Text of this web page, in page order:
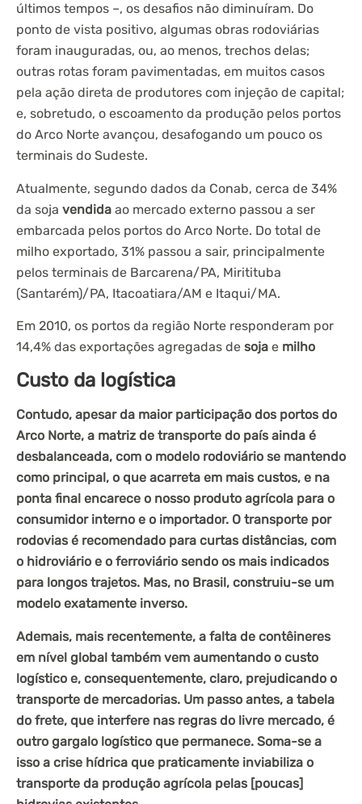
últimos tempos –, os desafios não diminuíram. Do
ponto de vista positivo, algumas obras rodoviárias
foram inauguradas, ou, ao menos, trechos delas;
outras rotas foram pavimentadas, em muitos casos
pela ação direta de produtores com injeção de capital;
e, sobretudo, o escoamento da produção pelos portos
do Arco Norte avançou, desafogando um pouco os
terminais do Sudeste.
Atualmente, segundo dados da Conab, cerca de 34%
da soja vendida ao mercado externo passou a ser
embarcada pelos portos do Arco Norte. Do total de
milho exportado, 31% passou a sair, principalmente
pelos terminais de Barcarena/PA, Miritituba
(Santarém)/PA, Itacoatiara/AM e Itaqui/MA.
Em 2010, os portos da região Norte responderam por
14,4% das exportações agregadas de soja e milho
Custo da logística
Contudo, apesar da maior participação dos portos do
Arco Norte, a matriz de transporte do país ainda é
desbalanceada, com o modelo rodoviário se mantendo
como principal, o que acarreta em mais custos, e na
ponta final encarece o nosso produto agrícola para o
consumidor interno e o importador. O transporte por
rodovias é recomendado para curtas distâncias, com
o hidroviário e o ferroviário sendo os mais indicados
para longos trajetos. Mas, no Brasil, construiu-se um
modelo exatamente inverso.
Ademais, mais recentemente, a falta de contêineres
em nível global também vem aumentando o custo
logístico e, consequentemente, claro, prejudicando o
transporte de mercadorias. Um passo antes, a tabela
do frete, que interfere nas regras do livre mercado, é
outro gargalo logístico que permanece. Soma-se a
isso a crise hídrica que praticamente inviabiliza o
transporte da produção agrícola pelas [poucas]